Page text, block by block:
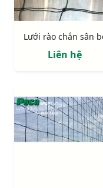
Liên hệ